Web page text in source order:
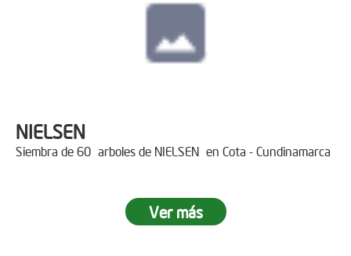
NIELSEN
Siembra de 60 arboles de NIELSEN en Cota - Cundinamarca
Ver más